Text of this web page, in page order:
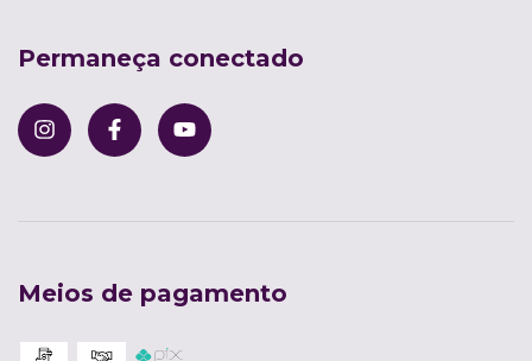
Permaneça conectado
Meios de pagamento